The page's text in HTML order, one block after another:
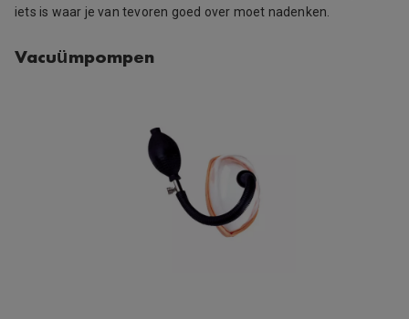
iets is waar je van tevoren goed over moet nadenken.
Vacuümpompen